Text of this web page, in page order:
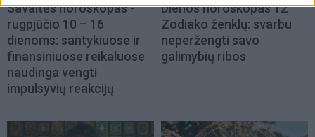
Savaitės horoskopas -
rugpjūčio 10 – 16
dienoms: santykiuose ir
finansiniuose reikaluose
naudinga vengti
impulsyvių reakcijų
Dienos horoskopas 12
Zodiako ženklų: svarbu
neperžengti savo
galimybių ribos